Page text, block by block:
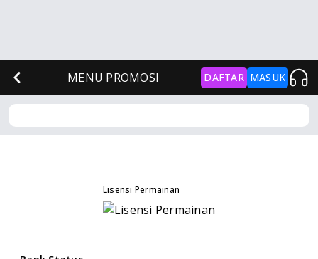
MENU PROMOSI DAFTAR MASUK
Lisensi Permainan